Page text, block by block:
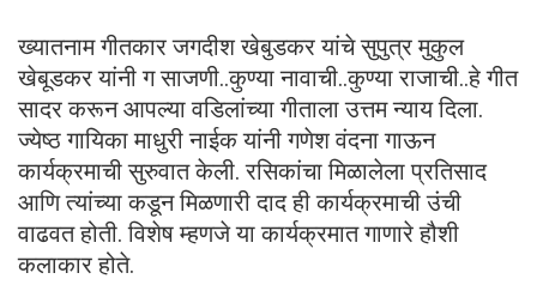
ख्यातनाम गीतकार जगदीश खेबुडकर यांचे सुपुत्र मुकुल
खेबूडकर यांनी ग साजणी..कुण्या नावाची..कुण्या राजाची..हे गीत
सादर करून आपल्या वडिलांच्या गीताला उत्तम न्याय दिला.
ज्येष्ठ गायिका माधुरी नाईक यांनी गणेश वंदना गाऊन
कार्यक्रमाची सुरुवात केली. रसिकांचा मिळालेला प्रतिसाद
आणि त्यांच्या कडून मिळणारी दाद ही कार्यक्रमाची उंची
वाढवत होती. विशेष म्हणजे या कार्यक्रमात गाणारे हौशी
कलाकार होते.